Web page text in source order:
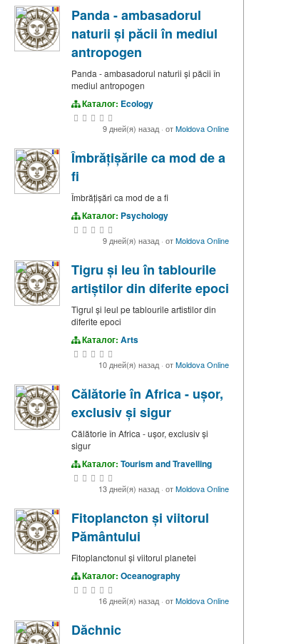
Panda - ambasadorul
naturii și păcii în mediul
antropogen
Panda - ambasadorul naturii și păcii în
mediul antropogen
Каталог: Ecology
9 дней(я) назад· отMoldova Online
Îmbrățișările ca mod de a
fi
Îmbrățișări ca mod de a fi
Каталог: Psychology
9 дней(я) назад· отMoldova Online
Tigru și leu în tablourile
artiștilor din diferite epoci
Tigrul și leul pe tablourile artistilor din
diferite epoci
Каталог: Arts
10 дней(я) назад· отMoldova Online
Călătorie în Africa - ușor,
exclusiv și sigur
Călătorie în Africa - ușor, exclusiv și
sigur
Каталог: Tourism and Travelling
13 дней(я) назад· отMoldova Online
Fitoplancton și viitorul
Pământului
Fitoplanctonul și viitorul planetei
Каталог: Oceanography
16 дней(я) назад· отMoldova Online
Dăchnic